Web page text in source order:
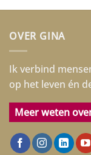
OVER GINA
Ik verbind
op het leven én
Meer weten